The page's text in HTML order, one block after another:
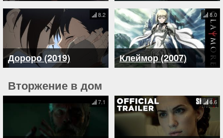
Дороро (2019)
8.2
Клеймор (2007)
8.0
Вторжение в дом
7.1 6.6